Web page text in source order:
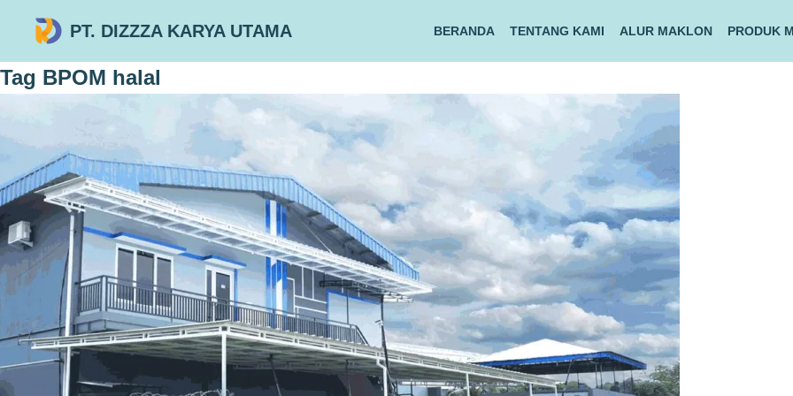
PT. DIZZZA KARYA UTAMA BERANDA TENTANG KAMI ALUR MAKLON PRODUK
Tag BPOM halal